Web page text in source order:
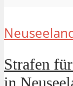
Strafen